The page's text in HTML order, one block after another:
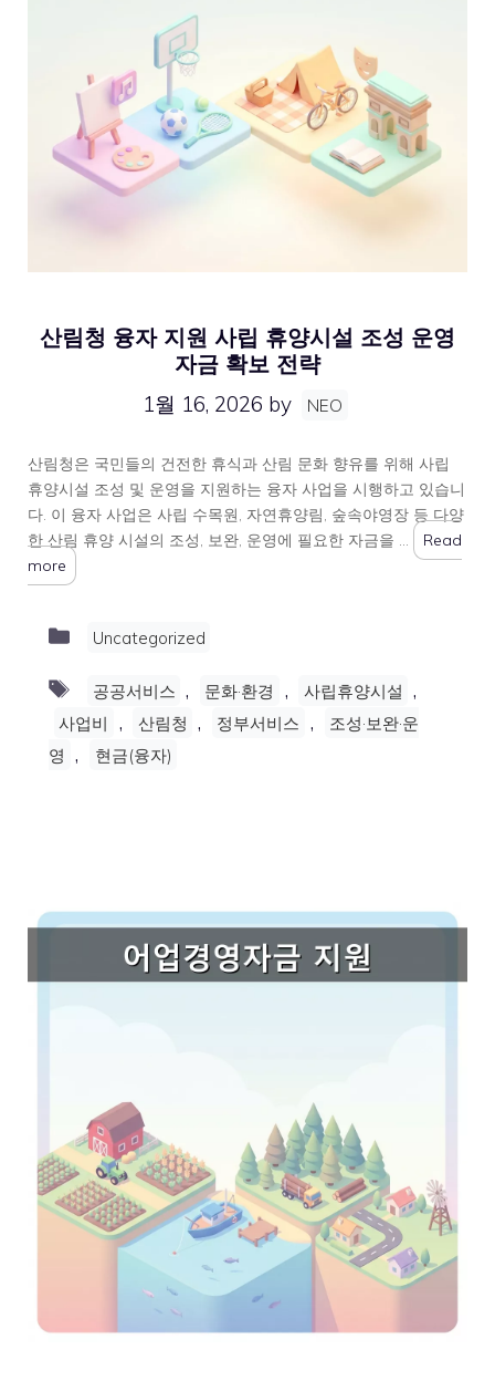
산림청 융자 지원 사립 휴양시설 조성 운영
자금 확보 전략
1월 16, 2026 by NEO
산림청은 국민들의 건전한 휴식과 산림 문화 향유를 위해 사립
휴양시설 조성 및 운영을 지원하는 융자 사업을 시행하고 있습니
다. 이 융자 사업은 사립 수목원, 자연휴양림, 숲속야영장 등 다양
한 산림 휴양 시설의 조성, 보완, 운영에 필요한 자금을 …
Read
more
Categories
Uncategorized
Tags
공공서비스 , 문화·환경 , 사립휴양시설 ,
사업비 , 산림청 , 정부서비스 ,
조성·보완·운
영 , 현금(융자)